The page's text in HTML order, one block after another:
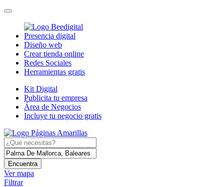
Presencia digital
Diseño web
Crear tienda online
Redes Sociales
Herramientas gratis
Kit Digital
Publicita tu empresa
Área de Negocios
Incluye tu negocio gratis
Encuentra
Ver mapa
Filtrar